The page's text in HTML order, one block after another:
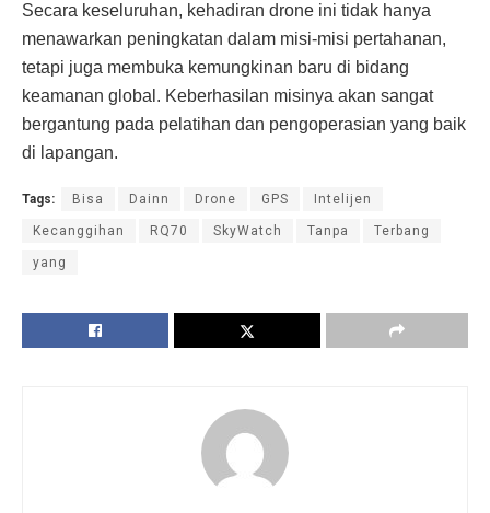
Secara keseluruhan, kehadiran drone ini tidak hanya
menawarkan peningkatan dalam misi-misi pertahanan,
tetapi juga membuka kemungkinan baru di bidang
keamanan global. Keberhasilan misinya akan sangat
bergantung pada pelatihan dan pengoperasian yang baik
di lapangan.
Tags: Bisa Dainn Drone GPS Intelijen
Kecanggihan RQ70 SkyWatch Tanpa Terbang
yang